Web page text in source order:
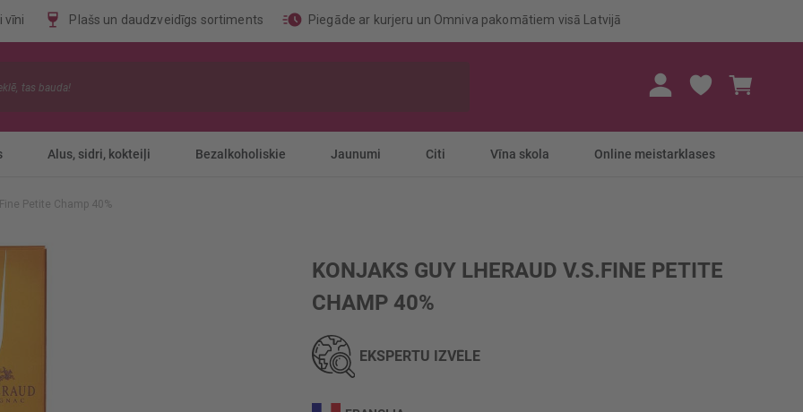
vīni Plašs un daudzveidīgs sortiments Piegāde ar kurjeru un Omniva pakomātiem visā Latvijā
Alus, sidri, kokteiļi Bezalkoholiskie Jaunumi Citi Vīna skola Online meistarklases
Petite Champ 40%
KONJAKS GUY LHERAUD V.S.FINE PETITE
CHAMP 40%
EKSPERTU IZVĒLE